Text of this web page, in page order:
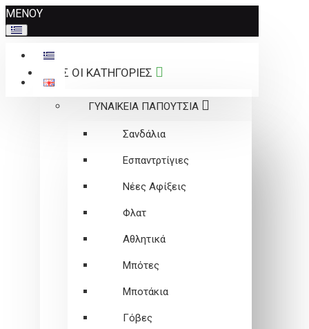
Σημείωση:
Αυτός
ο
ιστότοπος
περιλαμβάνει
ΜΕΝΟΥ
ΟΛΕΣ ΟΙ ΚΑΤΗΓΟΡΙΕΣ
ΓΥΝΑΙΚΕΙΑ ΠΑΠΟΥΤΣΙΑ
Σανδάλια
Εσπαντρτίγιες
Νέες Αφίξεις
Φλατ
Αθλητικά
Μπότες
Μποτάκια
Γόβες